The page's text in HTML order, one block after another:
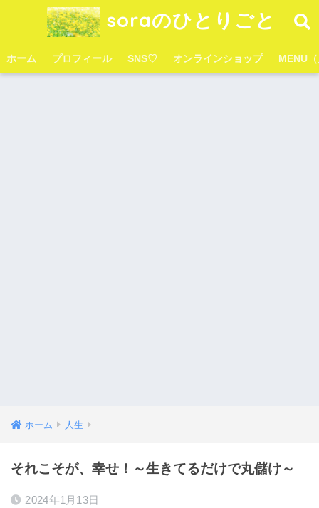
soraのひとりごと
ホーム プロフィール SNS♡ オンラインショップ MENU
ホーム 人生
それこそが、幸せ！～生きてるだけで丸儲け～
2024年1月13日